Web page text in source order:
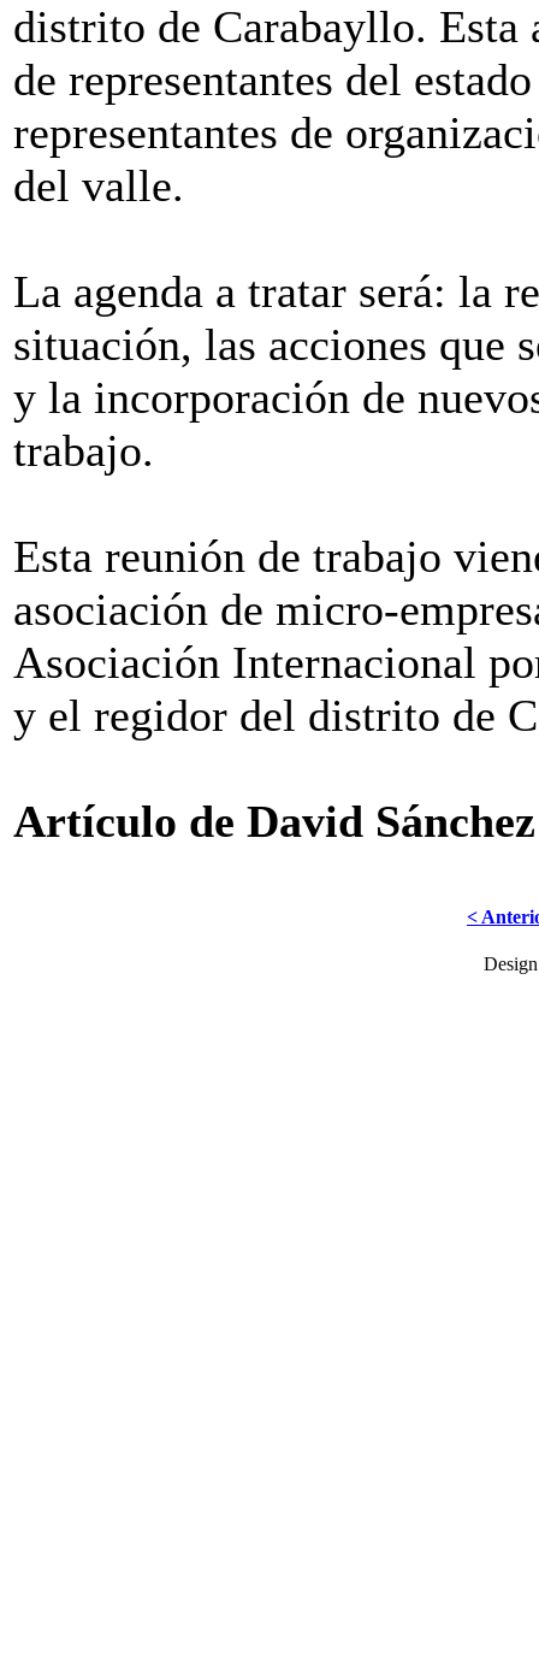
distrito de Carabayllo. Esta
de representantes del
representantes de
del valle.
La agenda a tratar será: la
situación, las acciones que
y la incorporación de
trabajo.
Esta reunión de trabajo
asociación de micro-
Asociación Internacional
y el regidor del distrito de
Artículo de David
<